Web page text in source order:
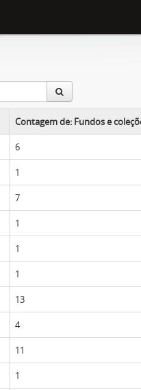
Contagem de: Fundos e
6
1
7
1
1
1
13
4
11
1